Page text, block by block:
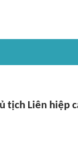
tịch Liên hiệp